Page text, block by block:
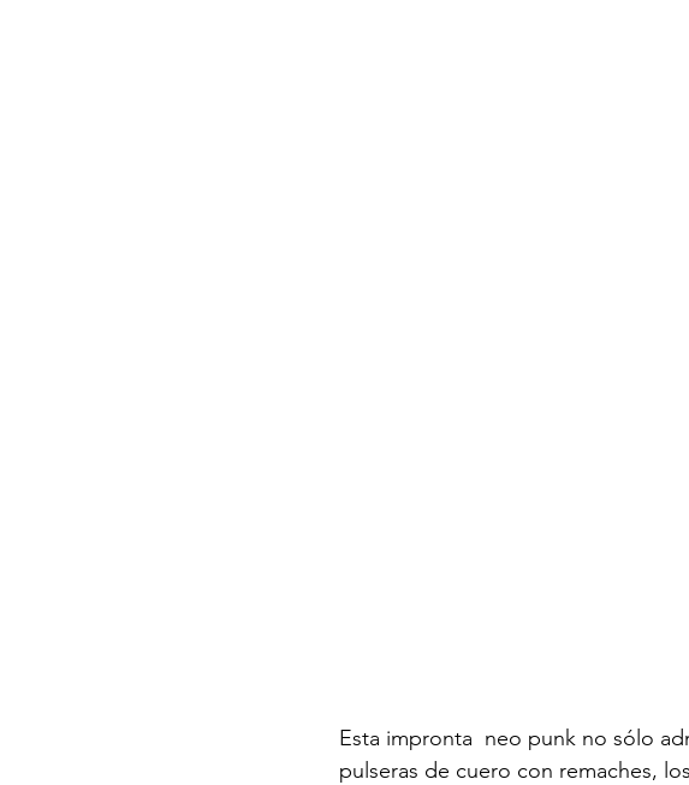
Esta impronta  neo punk no sólo
pulseras de cuero con remaches,